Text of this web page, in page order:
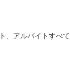
、アルバイトすべて